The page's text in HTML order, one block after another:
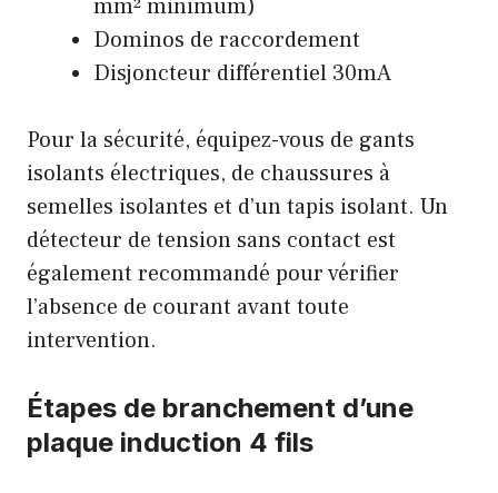
mm² minimum)
Dominos de raccordement
Disjoncteur différentiel 30mA
Pour la sécurité, équipez-vous de gants
isolants électriques, de chaussures à
semelles isolantes et d’un tapis isolant. Un
détecteur de tension sans contact est
également recommandé pour vérifier
l’absence de courant avant toute
intervention.
Étapes de branchement d’une
plaque induction 4 fils